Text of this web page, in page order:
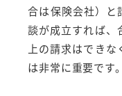
合は保険会社）と
談が成立すれば、
上の請求はでき
は非常に重要です。